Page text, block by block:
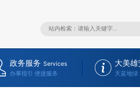
政务服务 Services
办事指引 便捷服务
大美雄
天蓝地绿